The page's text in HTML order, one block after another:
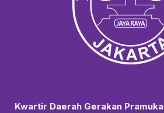
Kwartir Daerah Gerakan Pramuka